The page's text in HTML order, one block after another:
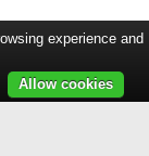
experience and
Allow cookies